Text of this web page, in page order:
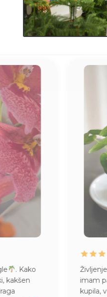
. Kako
kakšen
imam
kupila,